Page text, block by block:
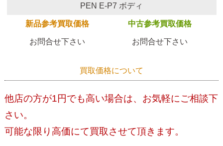
PEN E-P7 ボディ
新品参考買取価格 中古参考買取価格
お問合せ下さい お問合せ下さい
買取価格について
他店の方が1円でも高い場合は、お気軽にご相談下
さい。
可能な限り高価にて買取させて頂きます。